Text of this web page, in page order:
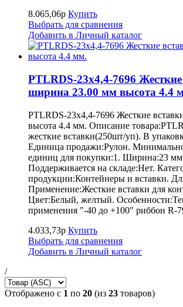
8.065,06р Купить
Выбрать для сравнения
Добавить в Личный каталог
PTLRDS-23x4,4-7696
ширина 23.00 мм высота 4.4
PTLRDS-23x4,4-7696 Жесткие
высота 4.4 мм. Описание
жесткие вставки(250шт/уп). В
Единица продажи:Рулон.
единиц для покупки:1. Ширина:23
Поддерживается на складе:Нет.
продукции:Контейнеры и вставки.
Применение:Жесткие вставки для
Цвет:Белый, желтый.
применения "-40 до +100" риббон R-
4.033,73р Купить
Выбрать для сравнения
Добавить в Личный каталог
/
Отображено с 1 по 20 (из 23 товаров)